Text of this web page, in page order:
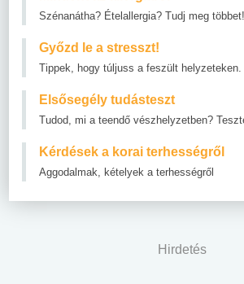
Szénanátha? Ételallergia? Tudj meg többet!
Győzd le a stresszt!
Tippek, hogy túljuss a feszült helyzeteken.
Elsősegély tudásteszt
Tudod, mi a teendő vészhelyzetben?
Kérdések a korai terhességről
Aggodalmak, kételyek a terhességről
Hirdetés